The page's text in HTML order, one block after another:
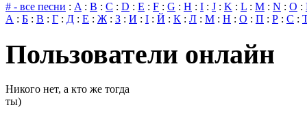
# - все песни : A: B : C : D : E : F : G : H : I : J : K : L : M : N : O :
А : Б : В : Г : Д : Е : Ж: З : И : І : Й : К : Л : М : Н : О : П : Р : С :
Пользователи онлайн
Никого нет, а кто же тогда
ты)